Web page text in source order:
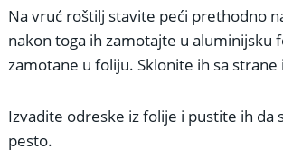
Na vruć roštilj stavite peći prethodno
nakon toga ih zamotajte u
zamotane u foliju. Sklonite ih sa
Izvadite odreske iz folije i pustite ih
pesto.